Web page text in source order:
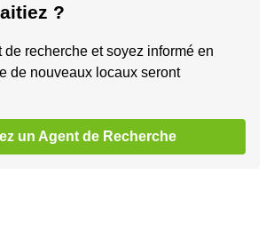
?
de recherche et soyez informé en
de nouveaux locaux seront
un Agent de Recherche